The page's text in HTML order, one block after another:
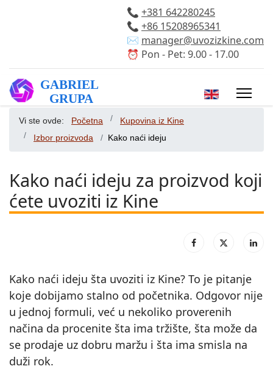
📞 +381 642280245
📞 +86 15208965341
✉️ manager@uvozizkine.com
⏰ Pon - Pet: 9.00 - 17.00
Izaberite vaš
Vi ste ovde: Početna
Kupovina iz Kine
Izbor proizvoda
Kako naći ideju
Kako naći ideju za proizvod koji
ćete uvoziti iz Kine
Kako naći ideju šta uvoziti iz Kine? To je pitanje
koje dobijamo stalno od početnika. Odgovor nije
u jednoj formuli, već u nekoliko proverenih
načina da procenite šta ima tržište, šta može da
se prodaje uz dobru maržu i šta ima smisla na
duži rok.